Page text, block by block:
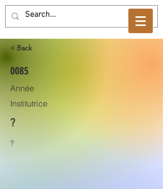
< Back
0085
Année
Institutrice
?
?